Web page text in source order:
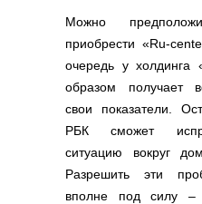
Можно
приобрести «Ru-
очередь у холдинга
образом получает
свои показатели.
РБК сможет
ситуацию вокруг
Разрешить эти
вполне под силу –